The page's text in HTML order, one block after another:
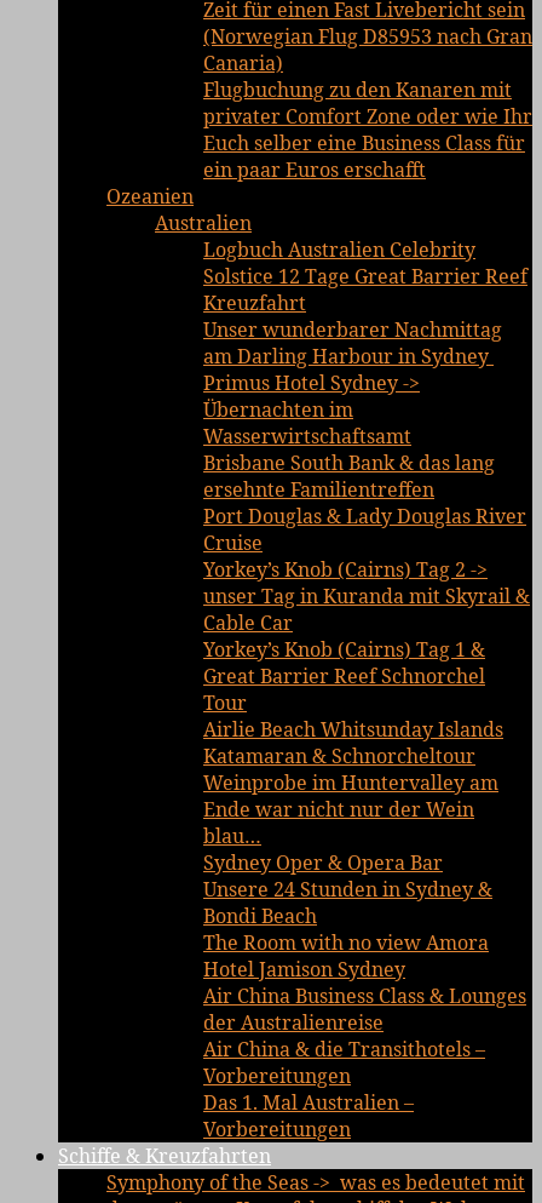
Zeit für einen Fast Livebericht sein
(Norwegian Flug D85953 nach Gran
Canaria)
Flugbuchung zu den Kanaren mit
privater Comfort Zone oder wie Ihr
Euch selber eine Business Class für
ein paar Euros erschafft
Ozeanien
Australien
Logbuch Australien Celebrity
Solstice 12 Tage Great Barrier Reef
Kreuzfahrt
Unser wunderbarer Nachmittag
am Darling Harbour in Sydney
Primus Hotel Sydney ->
Übernachten im
Wasserwirtschaftsamt
Brisbane South Bank & das lang
ersehnte Familientreffen
Port Douglas & Lady Douglas River
Cruise
Yorkey’s Knob (Cairns) Tag 2 ->
unser Tag in Kuranda mit Skyrail &
Cable Car
Yorkey’s Knob (Cairns) Tag 1 &
Great Barrier Reef Schnorchel
Tour
Airlie Beach Whitsunday Islands
Katamaran & Schnorcheltour
Weinprobe im Huntervalley am
Ende war nicht nur der Wein
blau…
Sydney Oper & Opera Bar
Unsere 24 Stunden in Sydney &
Bondi Beach
The Room with no view Amora
Hotel Jamison Sydney
Air China Business Class & Lounges
der Australienreise
Air China & die Transithotels –
Vorbereitungen
Das 1. Mal Australien –
Vorbereitungen
Schiffe & Kreuzfahrten
Symphony of the Seas -> was es bedeutet mit